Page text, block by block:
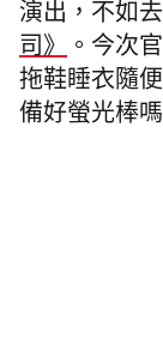
演出，不如
司》 。 今次
拖鞋睡衣隨
備好螢光棒嗎